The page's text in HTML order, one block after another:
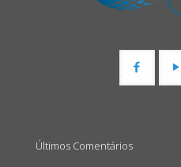
Últimos Comentários